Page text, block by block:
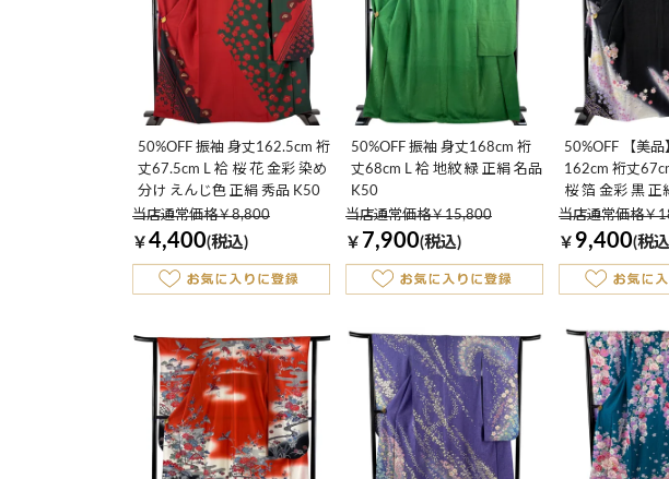
50%OFF 振袖 身丈162.5cm 裄
丈67.5cm L 袷 桜 花 金彩 染め
分け えんじ色 正絹 秀品 K50
当店通常価格￥8,800
￥ 4,400(税込)
50%OFF 振袖 身丈168cm 裄
丈68cm L 袷 地紋 緑 正絹 名品
K50
当店通常価格￥15,800
￥ 7,900(税込)
50%OFF 【美品
162cm 裄丈
桜 箔 金彩 黒 正
当店通常価格￥
￥ 9,400(税